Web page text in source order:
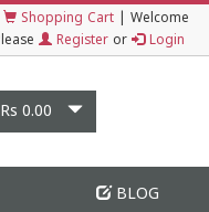
Shopping Cart
Welcome
Register or Login
Rs 0.00
BLOG